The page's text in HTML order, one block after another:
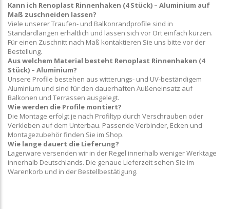
Kann ich Renoplast Rinnenhaken (4 Stück) – Aluminium auf
Maß zuschneiden lassen?
Viele unserer Traufen- und Balkonrandprofile sind in
Standardlängen erhältlich und lassen sich vor Ort einfach kürzen.
Für einen Zuschnitt nach Maß kontaktieren Sie uns bitte vor der
Bestellung.
Aus welchem Material besteht Renoplast Rinnenhaken (4
Stück) – Aluminium?
Unsere Profile bestehen aus witterungs- und UV-beständigem
Aluminium und sind für den dauerhaften Außeneinsatz auf
Balkonen und Terrassen ausgelegt.
Wie werden die Profile montiert?
Die Montage erfolgt je nach Profiltyp durch Verschrauben oder
Verkleben auf dem Unterbau. Passende Verbinder, Ecken und
Montagezubehör finden Sie im Shop.
Wie lange dauert die Lieferung?
Lagerware versenden wir in der Regel innerhalb weniger Werktage
innerhalb Deutschlands. Die genaue Lieferzeit sehen Sie im
Warenkorb und in der Bestellbestätigung.